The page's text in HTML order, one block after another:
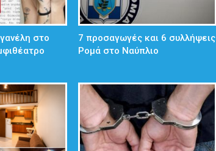
στο
7 προσαγωγές και 6 συλλήψεις
Ρομά στο Ναύπλιο